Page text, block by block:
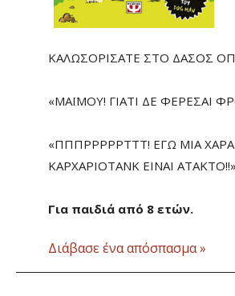
ΚΑΛΩΣΟΡΙΣΑΤΕ ΣΤΟ ΔΑΣΟΣ
«ΜΑΪΜΟΥ! ΓΙΑΤΙ ΔΕ ΦΕΡΕΣΑΙ
«ΠΠΠΡΡΡΡΡΤΤΤ! ΕΓΩ ΜΙΑ
ΚΑΡΧΑΡΙΟΤΑΝΚ ΕΙΝΑΙ ΑΤΑΚΤΟ!!»
Για παιδιά από 8 ετών.
Διάβασε ένα απόσπασμα »